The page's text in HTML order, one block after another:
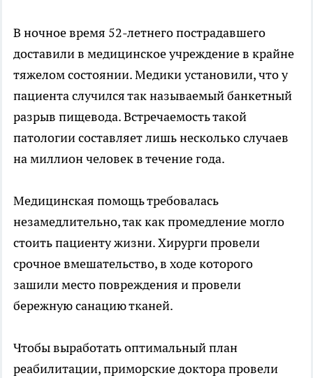
В ночное время 52-летнего пострадавшего
доставили в медицинское учреждение в крайне
тяжелом состоянии. Медики установили, что у
пациента случился так называемый банкетный
разрыв пищевода. Встречаемость такой
патологии составляет лишь несколько случаев
на миллион человек в течение года.
Медицинская помощь требовалась
незамедлительно, так как промедление могло
стоить пациенту жизни. Хирурги провели
срочное вмешательство, в ходе которого
зашили место повреждения и провели
бережную санацию тканей.
Чтобы выработать оптимальный план
реабилитации, приморские доктора провели